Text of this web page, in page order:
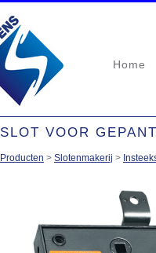
Home
SLOT VOOR
Producten > Slotenmakerij >